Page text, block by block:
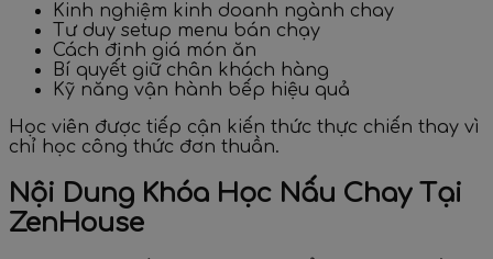
Kinh nghiệm kinh doanh ngành chay
Tư duy setup menu bán chạy
Cách định giá món ăn
Bí quyết giữ chân khách hàng
Kỹ năng vận hành bếp hiệu quả
Học viên được tiếp cận kiến thức thực chiến thay vì
chỉ học công thức đơn thuần.
Nội Dung Khóa Học Nấu Chay Tại
ZenHouse